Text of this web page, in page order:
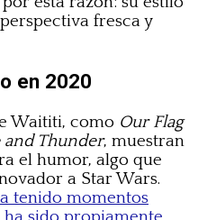
fresca y
en 2020
Waititi, como Our Flag
and Thunder, muestran
el humor, algo que
a Star Wars.
tenido momentos